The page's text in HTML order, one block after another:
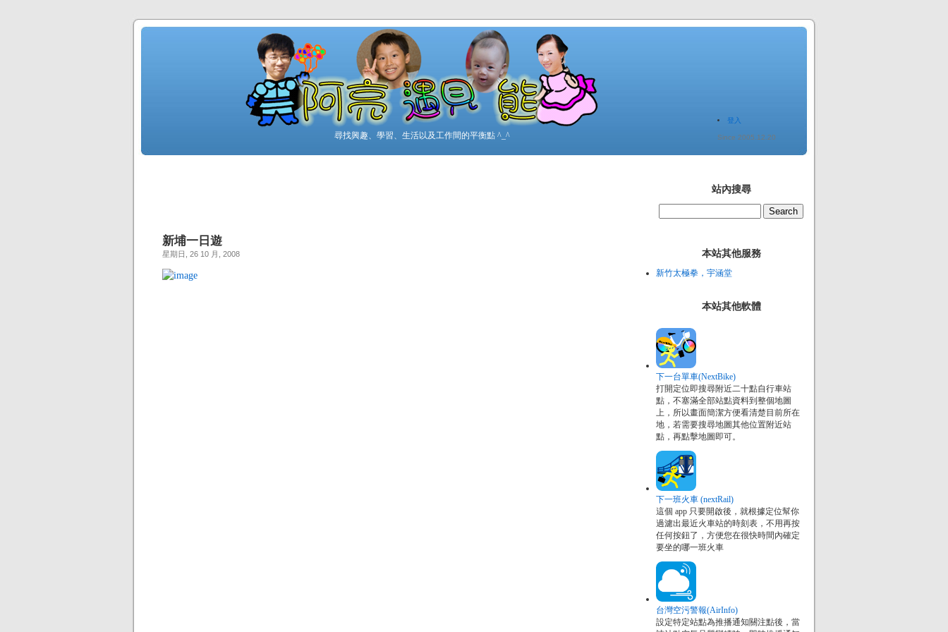
尋找興趣、學習、生活以及工作間的平衡點 ^_^
登入
Since 2005.12.20
新埔一日遊
星期日, 26 10 月, 2008
站內搜尋
本站其他服務
新竹太極拳，宇涵堂
本站其他軟體
下一台單車(NextBike)
打開定位即搜尋附近二十點自行車站
點，不塞滿全部站點資料到整個地圖
上，所以畫面簡潔方便看清楚目前所在
地，若需要搜尋地圖其他位置附近站
點，再點擊地圖即可。
下一班火車 (nextRail)
這個 app 只要開啟後，就根據定位幫你
過濾出最近火車站的時刻表，不用再按
任何按鈕了，方便您在很快時間內確定
要坐的哪一班火車
台灣空污警報(AirInfo)
設定特定站點為推播通知關注點後，當